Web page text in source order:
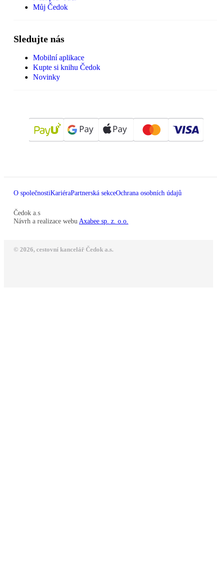
Můj Čedok
Sledujte nás
Mobilní aplikace
Kupte si knihu Čedok
Novinky
O společnostiKariéraPartnerská sekceOchrana osobních údajů
Čedok a.s
Návrh a realizace webu Axabee sp. z. o.o.
© 2026, cestovní kancelář Čedok a.s.